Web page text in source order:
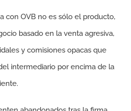
con OVB no es sólo el producto,
basado en la venta agresiva,
y comisiones opacas que
intermediario por encima de la